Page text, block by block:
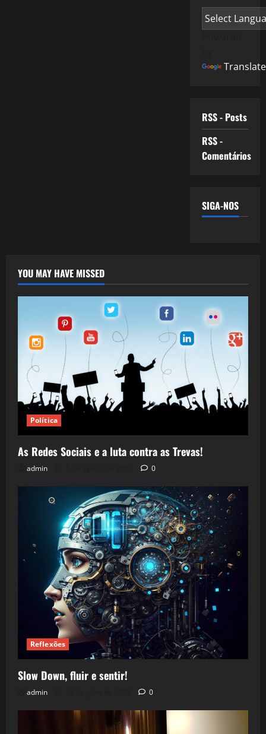
Translate
RSS - Posts
RSS -
Comentários
SIGA-NOS
YOU MAY HAVE MISSED
Política
As Redes Sociais e a luta contra as Trevas!
admin 0
Reflexões
Slow Down, fluir e sentir!
admin 0